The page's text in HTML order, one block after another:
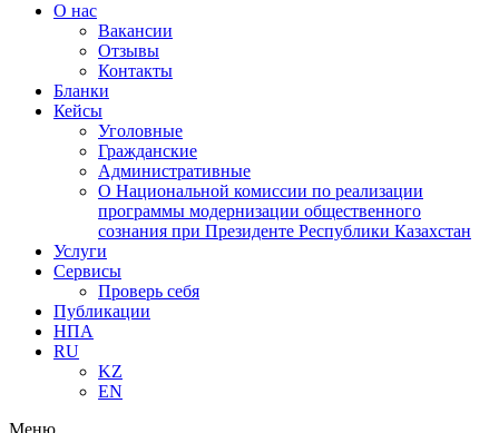
О нас
Вакансии
Отзывы
Контакты
Бланки
Кейсы
Уголовные
Гражданские
Административные
О Национальной комиссии по реализации
программы модернизации общественного
сознания при Президенте Республики Казахстан
Услуги
Сервисы
Проверь себя
Публикации
НПА
RU
KZ
EN
Меню